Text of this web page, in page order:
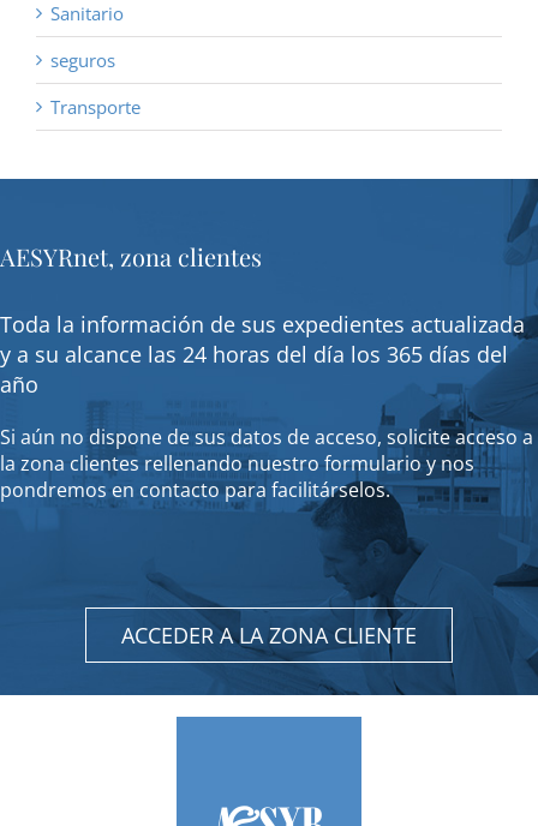
Sanitario
seguros
Transporte
AESYRnet, zona clientes
Toda la información de sus expedientes actualizada
y a su alcance las 24 horas del día los 365 días del
año
Si aún no dispone de sus datos de acceso, solicite acceso a
la zona clientes rellenando nuestro formulario y nos
pondremos en contacto para facilitárselos.
ACCEDER A LA ZONA CLIENTE